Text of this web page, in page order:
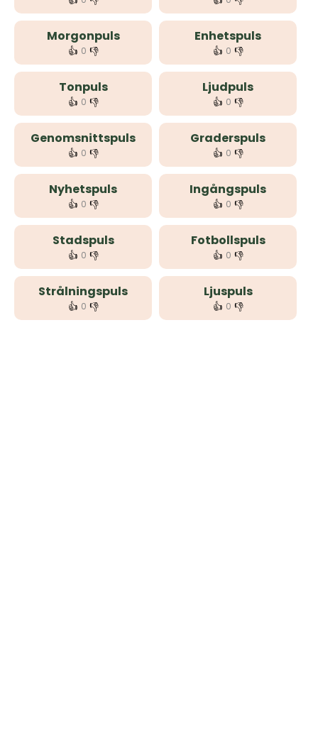
Morgonpuls
👍 0 👎
Enhetspuls
👍 0 👎
Tonpuls
👍 0 👎
Ljudpuls
👍 0 👎
Genomsnittspuls
👍 0 👎
Graderspuls
👍 0 👎
Nyhetspuls
👍 0 👎
Ingångspuls
👍 0 👎
Stadspuls
👍 0 👎
Fotbollspuls
👍 0 👎
Strålningspuls
👍 0 👎
Ljuspuls
👍 0 👎